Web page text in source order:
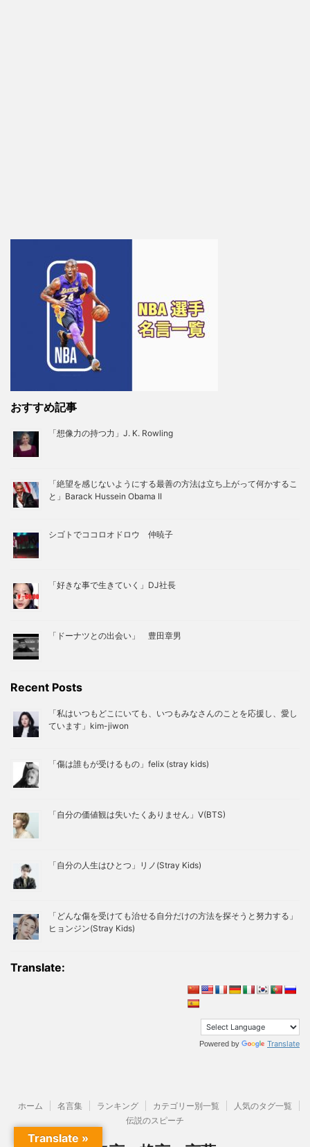
おすすめ記事
「想像力の持つ力」J. K. Rowling
「絶望を感じないようにする最善の方法は立ち上がって何かするこ
と」Barack Hussein Obama II
シゴトでココロオドロウ 仲暁子
「好きな事で生きていく」DJ社長
「ドーナツとの出会い」 豊田章男
Recent Posts
「私はいつもどこにいても、いつもみなさんのことを応援し、愛し
ています」kim-jiwon
「傷は誰もが受けるもの」felix (stray kids)
「自分の価値観は失いたくありません」V(BTS)
「自分の人生はひとつ」リノ(Stray Kids)
「どんな傷を受けても治せる自分だけの方法を探そうと努力する」
ヒョンジン(Stray Kids)
Translate:
Powered by Translate
ホーム 名言集 ランキング カテゴリー別一覧
人気のタグ一覧
伝説のスピーチ
Translate »